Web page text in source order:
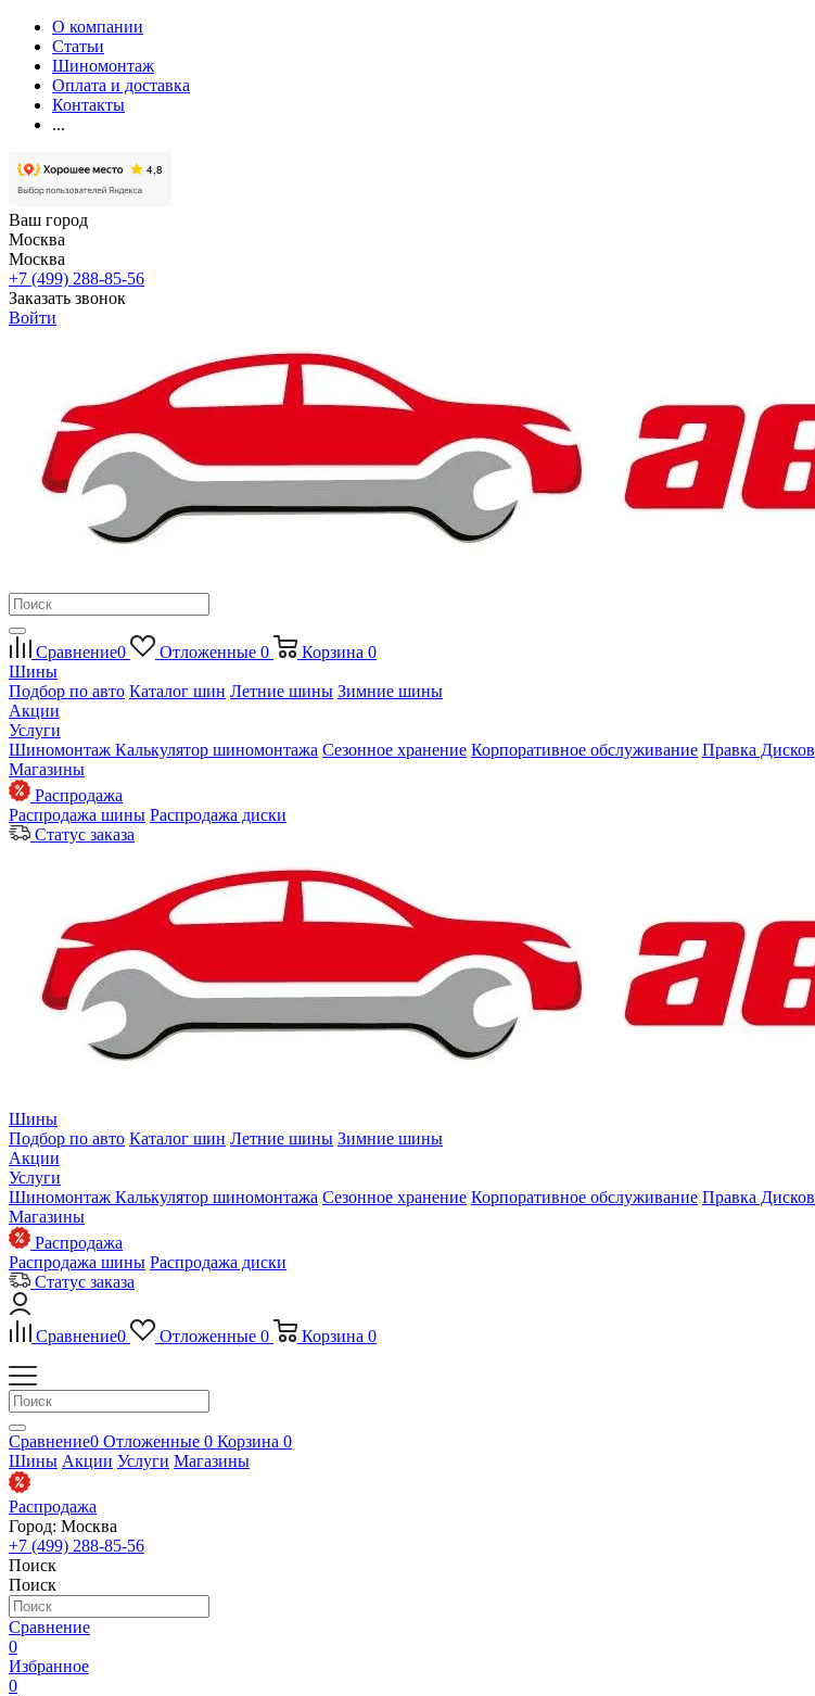
О компании
Статьи
Шиномонтаж
Оплата и доставка
Контакты
...
Ваш город
Москва
Москва
+7 (499) 288-85-56
Заказать звонок
Войти
Сравнение0 Отложенные 0 Корзина 0
Шины
Подбор по авто Каталог шин Летние шины Зимние шины
Акции
Услуги
Шиномонтаж Калькулятор шиномонтажа Сезонное хранение Корпоративное обслуживание Правка Дисков
Магазины
Распродажа
Распродажа шины Распродажа диски
Статус заказа
Шины
Подбор по авто Каталог шин Летние шины Зимние шины
Акции
Услуги
Шиномонтаж Калькулятор шиномонтажа Сезонное хранение Корпоративное обслуживание Правка Дисков
Магазины
Распродажа
Распродажа шины Распродажа диски
Статус заказа
Сравнение0 Отложенные 0 Корзина 0
Сравнение0 Отложенные 0 Корзина 0
Шины Акции Услуги Магазины
Распродажа
Город: Москва
+7 (499) 288-85-56
Поиск
Поиск
Сравнение
0
Избранное
0